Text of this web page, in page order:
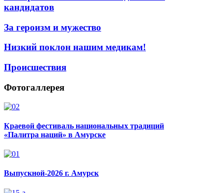
кандидатов
За героизм и мужество
Низкий поклон нашим медикам!
Происшествия
Фотогаллерея
Краевой фестиваль национальных традиций
«Палитра наций» в Амурске
Выпускной-2026 г. Амурск